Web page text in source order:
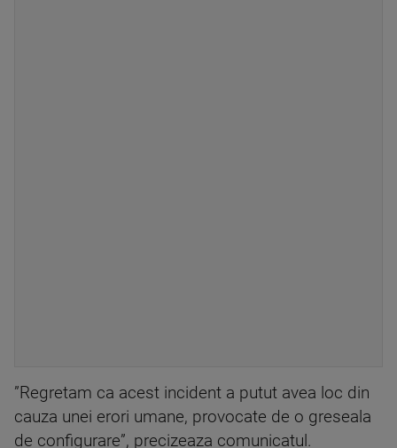
”Regretam ca acest incident a putut avea loc din
cauza unei erori umane, provocate de o greseala
de configurare”, precizeaza comunicatul.